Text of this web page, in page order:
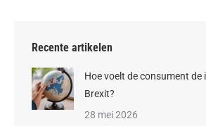
Recente artikelen
Hoe voelt de consument de
Brexit?
28 mei 2026